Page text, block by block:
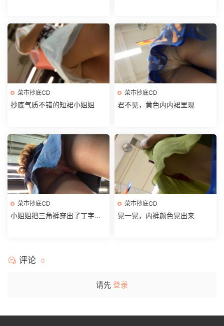
菜市抄底CD
抄底气质不错的短裙小姐姐
菜市抄底CD
君不见，黄色内内裙里现
菜市抄底CD
小姐姐把三角裤穿出了丁字裤
菜市抄底CD
晃一晃，内裤颜色晃出来
评论 0
请先 登录